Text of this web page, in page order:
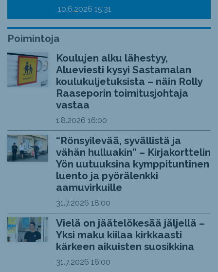
10.6.2026 15:31
Poimintoja
Koulujen alku lähestyy,
Alueviesti kysyi Sastamalan
koulukuljetuksista – näin Rolly
Raaseporin toimitusjohtaja
vastaa
1.8.2026 16:00
“Rönsyilevää, syvällistä ja
vähän hulluakin” – Kirjakorttelin
Yön uutuuksina kymppituntinen
luento ja pyörälenkki
aamuvirkuille
31.7.2026 18:00
Vielä on jäätelökesää jäljellä –
Yksi maku kiilaa kirkkaasti
kärkeen aikuisten suosikkina
31.7.2026 16:00